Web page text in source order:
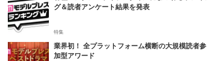
グ＆読者アンケート結果を発表
特集
業界初！ 全プラットフォーム横断の大規模読者参
加型アワード